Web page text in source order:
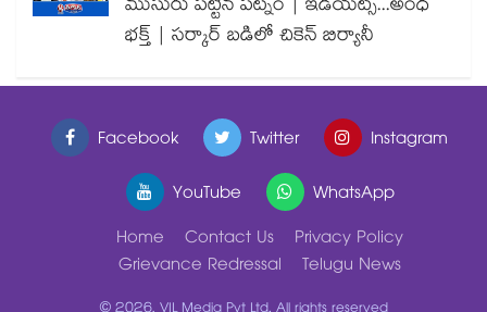
ముసురు పట్టిన పట్నం | ఇడియట్స్...అంధ
భక్త్ | సర్కార్ బడిలో చికెన్ బిర్యానీ
Facebook Twitter
Instagram
YouTube
WhatsApp
Home
Contact Us
Privacy Policy
Grievance Redressal
Telugu News